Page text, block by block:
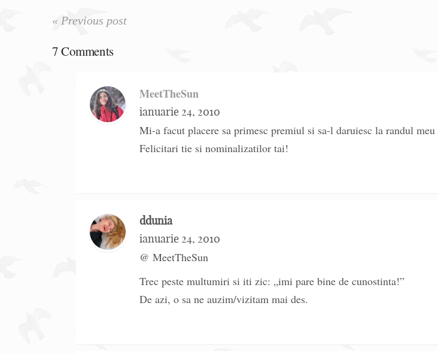
« Previous post
7 Comments
MeetTheSun
ianuarie 24, 2010
Mi-a facut placere sa primesc premiul si sa-l daruiesc la randul meu
Felicitari tie si nominalizatilor tai!
ddunia
ianuarie 24, 2010
@ MeetTheSun
Trec peste multumiri si iti zic: „imi pare bine de cunostinta!”
De azi, o sa ne auzim/vizitam mai des.